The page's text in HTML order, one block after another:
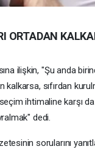
ORTADAN
ilişkin, "Şu anda
sıfırdan
ihtimaline karşı
dedi.
sorularını